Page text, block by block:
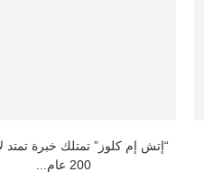
“إتش إم كلوز” تمتلك خبرة تمتد
200 عام...